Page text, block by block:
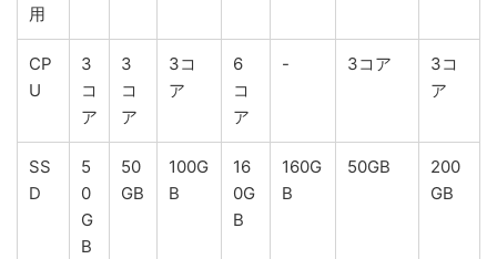
用
CP
U
3
コ
ア
3
コ
ア
3コ
ア
6
コ
ア
- 3コア
3コ
ア
SS
D
5
0
G
B
50
GB
100G
B
16
0G
B
160G
B
50GB
200
GB